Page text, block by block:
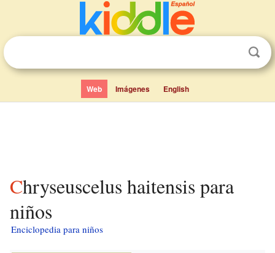
Web Imágenes English
Chryseuscelus haitensis para
niños
Enciclopedia para niños